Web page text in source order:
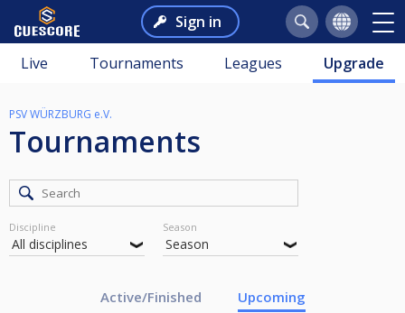
Sign in
Live Tournaments Leagues Upgrade
PSV WÜRZBURG e.V.
Tournaments
Discipline Season
Active/Finished Upcoming